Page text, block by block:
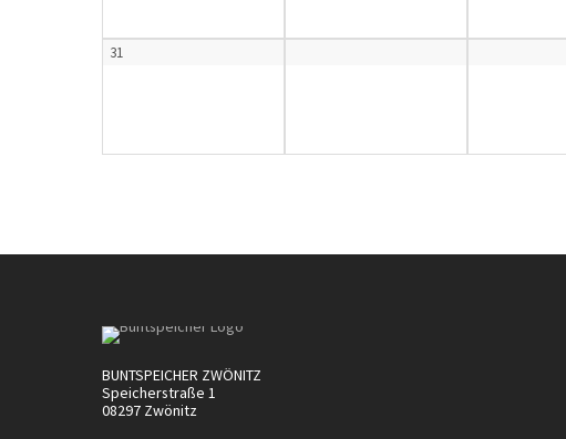
31
BUNTSPEICHER ZWÖNITZ
Speicherstraße 1
08297 Zwönitz